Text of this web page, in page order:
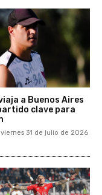
a Buenos Aires
clave para
viernes 31 de julio de 2026